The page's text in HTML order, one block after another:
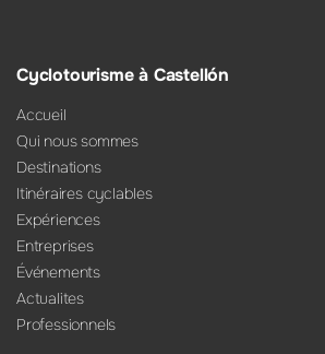
Cyclotourisme à Castellón
Accueil
Qui nous sommes
Destinations
Itinéraires cyclables
Expériences
Entreprises
Événements
Actualites
Professionnels